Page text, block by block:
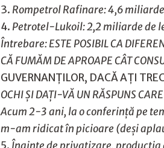
Rompetrol Rafinare: 4,6
Petrotel-Lukoil: 2,2 miliarde de
Întrebare: ESTE POSIBIL CA
CĂ FUMĂM DE APROAPE CÂT
GUVERNANŢILOR, DACĂ AŢI
OCHI ŞI DAŢI-VĂ UN RĂSPUNS
Acum 2-3 ani, la o conferinţă pe
m-am ridicat în picioare (deşi